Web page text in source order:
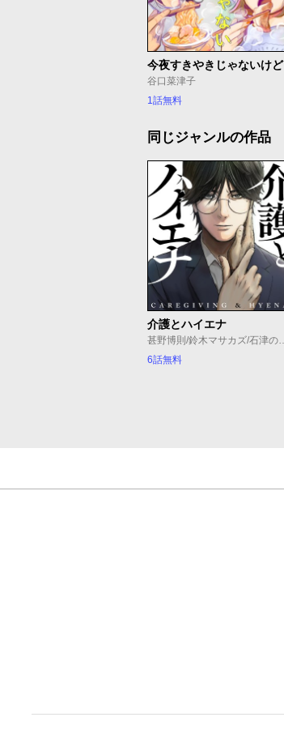
今夜すきやきじゃないけど
谷口菜津子
1話無料
同じジャンルの作品
介護とハイエナ
6話無料